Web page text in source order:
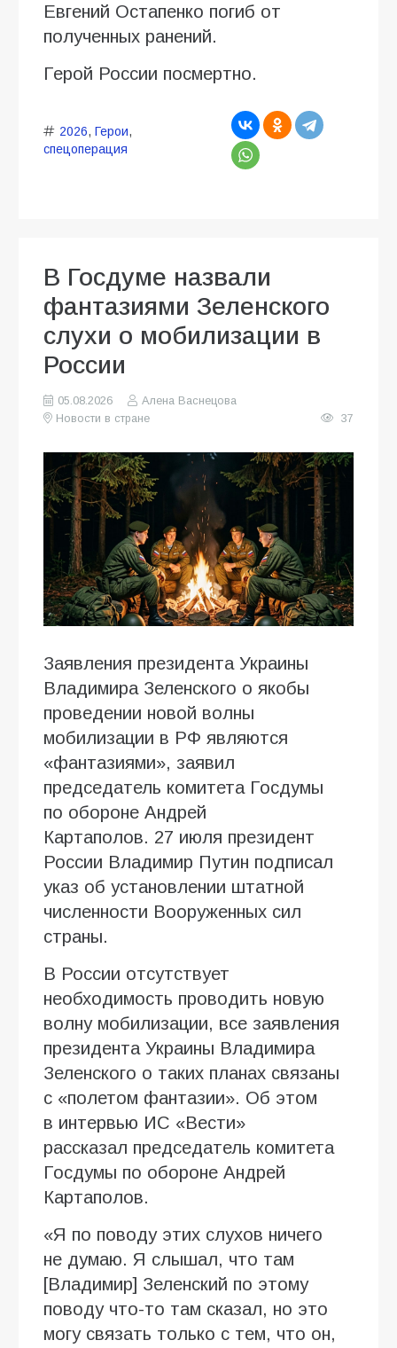
Евгений Остапенко погиб от
полученных ранений.
Герой России посмертно.
2026, Герои,
спецоперация
В Госдуме назвали
фантазиями Зеленского
слухи о мобилизации в
России
05.08.2026
Алена Васнецова
Новости в стране
37
Заявления президента Украины
Владимира Зеленского о якобы
проведении новой волны
мобилизации в РФ являются
«фантазиями», заявил
председатель комитета Госдумы
по обороне Андрей
Картаполов. 27 июля президент
России Владимир Путин подписал
указ об установлении штатной
численности Вооруженных сил
страны.
В России отсутствует
необходимость проводить новую
волну мобилизации, все заявления
президента Украины Владимира
Зеленского о таких планах связаны
с «полетом фантазии». Об этом
в интервью ИC «Вести»
рассказал председатель комитета
Госдумы по обороне Андрей
Картаполов.
«Я по поводу этих слухов ничего
не думаю. Я слышал, что там
[Владимир] Зеленский по этому
поводу что-то там сказал, но это
могу связать только с тем, что он,